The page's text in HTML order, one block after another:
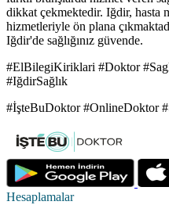
dikkat çekmektedir. Iğdir, hasta
hizmetleriyle ön plana
Iğdir'de sağlığınız güvende.
#ElBilegiKiriklari #Doktor
#IğdirSağlık
#İşteBuDoktor #OnlineDoktor
Hesaplamalar